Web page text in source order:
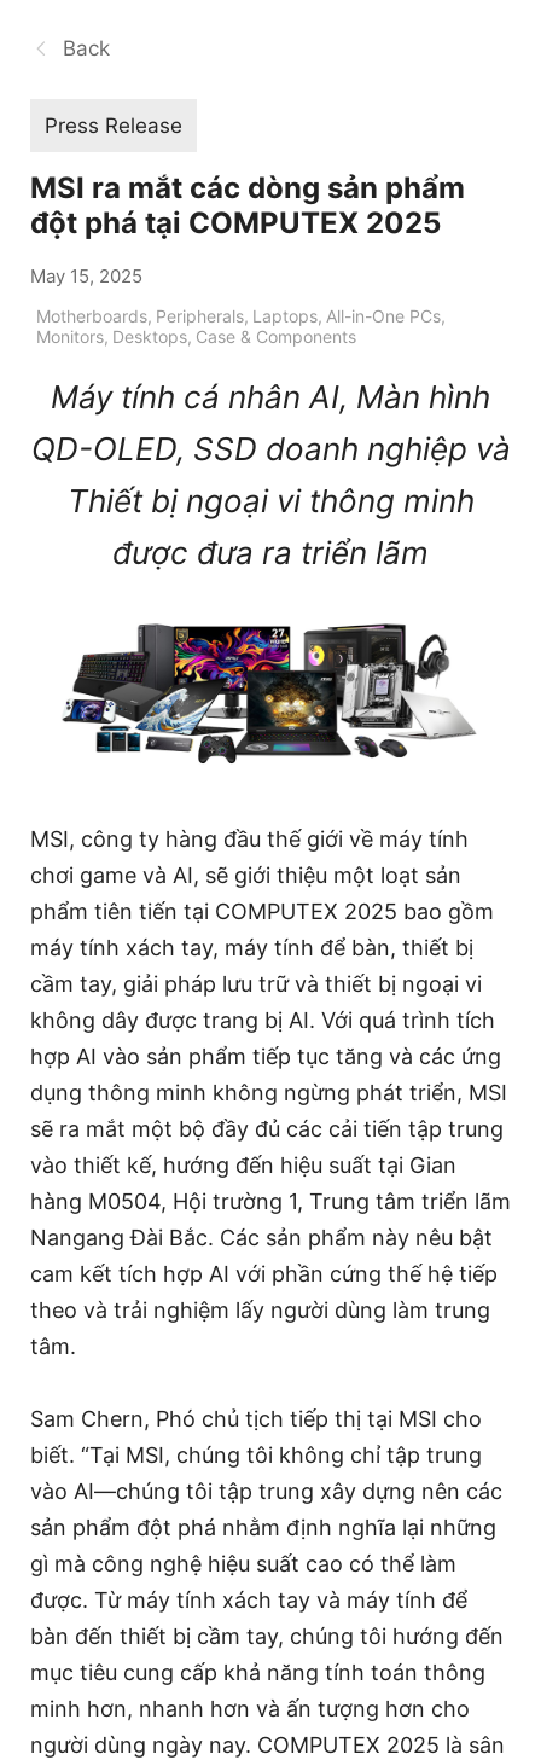
Back
Press Release
MSI ra mắt các dòng sản phẩm
đột phá tại COMPUTEX 2025
May 15, 2025
Motherboards, Peripherals, Laptops, All-in-One PCs,
Monitors, Desktops, Case & Components
Máy tính cá nhân AI, Màn hình
QD-OLED, SSD doanh nghiệp và
Thiết bị ngoại vi thông minh
được đưa ra triển lãm
MSI, công ty hàng đầu thế giới về máy tính
chơi game và AI, sẽ giới thiệu một loạt sản
phẩm tiên tiến tại COMPUTEX 2025 bao gồm
máy tính xách tay, máy tính để bàn, thiết bị
cầm tay, giải pháp lưu trữ và thiết bị ngoại vi
không dây được trang bị AI. Với quá trình tích
hợp AI vào sản phẩm tiếp tục tăng và các ứng
dụng thông minh không ngừng phát triển, MSI
sẽ ra mắt một bộ đầy đủ các cải tiến tập trung
vào thiết kế, hướng đến hiệu suất tại Gian
hàng M0504, Hội trường 1, Trung tâm triển lãm
Nangang Đài Bắc. Các sản phẩm này nêu bật
cam kết tích hợp AI với phần cứng thế hệ tiếp
theo và trải nghiệm lấy người dùng làm trung
tâm.
Sam Chern, Phó chủ tịch tiếp thị tại MSI cho
biết. “Tại MSI, chúng tôi không chỉ tập trung
vào AI—chúng tôi tập trung xây dựng nên các
sản phẩm đột phá nhằm định nghĩa lại những
gì mà công nghệ hiệu suất cao có thể làm
được. Từ máy tính xách tay và máy tính để
bàn đến thiết bị cầm tay, chúng tôi hướng đến
mục tiêu cung cấp khả năng tính toán thông
minh hơn, nhanh hơn và ấn tượng hơn cho
người dùng ngày nay. COMPUTEX 2025 là sân